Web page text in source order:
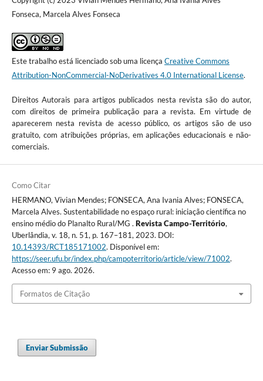
Fonseca, Marcela Alves Fonseca
Este trabalho está licenciado sob uma licença Creative Commons
Attribution-NonCommercial-NoDerivatives 4.0 International License.
Direitos Autorais para artigos publicados nesta revista são do autor,
com direitos de primeira publicação para a revista. Em virtude de
aparecerem nesta revista de acesso público, os artigos são de uso
gratuito, com atribuições próprias, em aplicações educacionais e não-
comerciais.
Como Citar
HERMANO, Vivian Mendes; FONSECA, Ana Ivania Alves; FONSECA,
Marcela Alves. Sustentabilidade no espaço rural: iniciação científica no
ensino médio do Planalto Rural/MG . Revista Campo-Território,
Uberlândia, v. 18, n. 51, p. 167–181, 2023. DOI:
10.14393/RCT185171002. Disponível em:
https://seer.ufu.br/index.php/campoterritorio/article/view/71002.
Acesso em: 9 ago. 2026.
Formatos de Citação
Enviar Submissão